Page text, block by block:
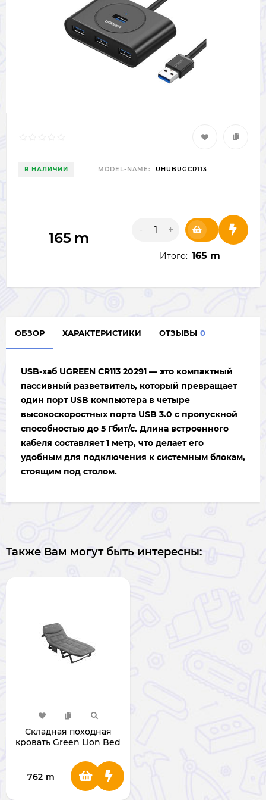
В НАЛИЧИИ MODEL-NAME: UHUBUGCR113
165 m - +
Итого: 165 m
ОБЗОР ХАРАКТЕРИСТИКИ ОТЗЫВЫ 0
USB-хаб UGREEN CR113 20291 — это компактный
пассивный разветвитель, который превращает
один порт USB компьютера в четыре
высокоскоростных порта USB 3.0 с пропускной
способностью до 5 Гбит/с. Длина встроенного
кабеля составляет 1 метр, что делает его
удобным для подключения к системным блокам,
стоящим под столом.
Также Вам могут быть интересны:
Складная походная
кровать Green Lion Bed
[GNFLCPBEDGY]
762 m